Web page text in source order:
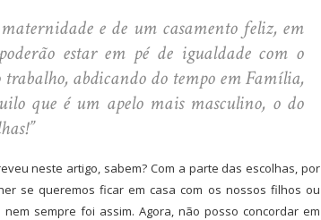
e de um casamento feliz, em
estar em pé de igualdade com o
abdicando do tempo em Família,
que é um apelo mais masculino, o do
neste artigo, sabem? Com a parte das escolhas, por
se queremos ficar em casa com os nossos filhos ou
sempre foi assim. Agora, não posso concordar em